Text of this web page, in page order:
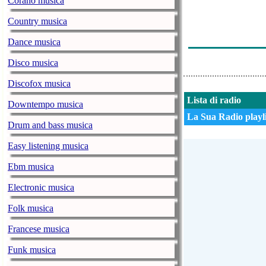
Country musica
Dance musica
Disco musica
Discofox musica
Downtempo musica
Drum and bass musica
Easy listening musica
Ebm musica
Electronic musica
Folk musica
Francese musica
Funk musica
Lista di radio
La Sua Radio